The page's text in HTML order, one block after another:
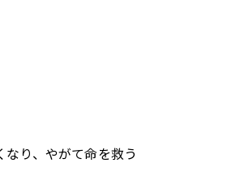
り、やがて命を救う